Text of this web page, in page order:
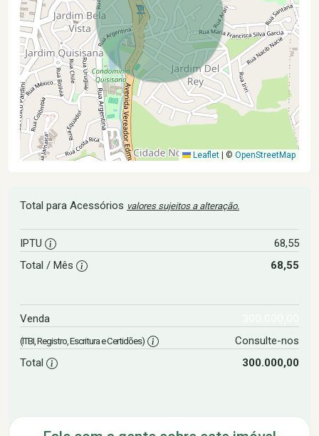
Leaflet | © OpenStreetMap
Total para Acessórios valores sujeitos a alteração.
IPTU
68,55
Total / Mês
68,55
Venda
(ITBI, Registro, Escritura e Certidões)
Consulte-nos
Total
300.000,00